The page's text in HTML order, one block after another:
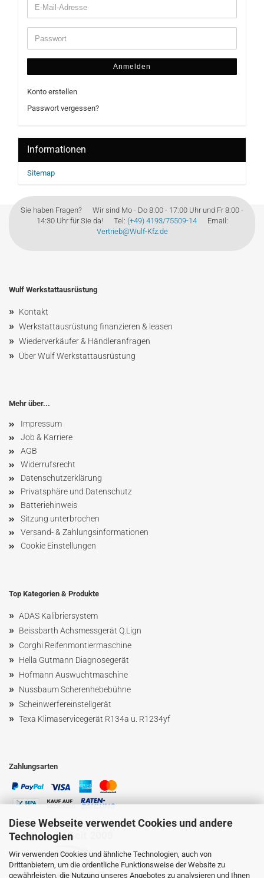
Diese Webseite verwendet Cookies und andere
Technologien
Wir verwenden Cookies und ähnliche Technologien, auch von
Drittanbietern, um die ordentliche Funktionsweise der Website zu
gewährleisten, die Nutzung unseres Angebotes zu analysieren und Ihnen
Anmelden
Konto erstellen
Passwort vergessen?
Informationen
Sitemap
Sie haben Fragen? Wir sind Mo - Do 8:00 - 17:00 Uhr und Fr 8:00 -
14:30 Uhr für Sie da! Tel: (+49) 4193/75509-14Email:
Vertrieb@Wulf-Kfz.de
Wulf Werkstattausrüstung
» Kontakt
» Werkstattausrüstung finanzieren & leasen
» Wiederverkäufer & Händleranfragen
» Über Wulf Werkstattausrüstung
Mehr über...
Impressum
Job & Karriere
AGB
Widerrufsrecht
Datenschutzerklärung
Privatsphäre und Datenschutz
Batteriehinweis
Sitzung unterbrochen
Versand- & Zahlungsinformationen
Cookie Einstellungen
Top Kategorien & Produkte
» ADAS Kalibriersystem
» Beissbarth Achsmessgerät Q.Lign
» Corghi Reifenmontiermaschine
» Hella Gutmann Diagnosegerät
» Hofmann Auswuchtmaschine
» NussbaumScherenhebebühne
» Scheinwerfereinstellgerät
» Texa Klimaservicegerät R134a u. R1234yf
Zahlungsarten